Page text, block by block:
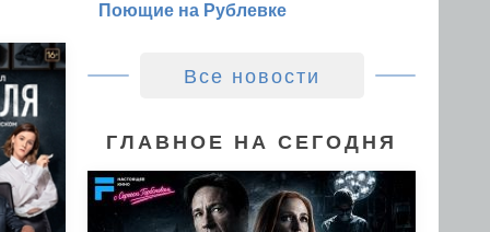
Поющие на Рублевке
Все новости
ГЛАВНОЕ НА СЕГОДНЯ